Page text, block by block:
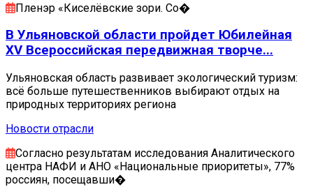
Пленэр «Киселёвские зори. Со�
В Ульяновской области пройдет Юбилейная
XV Всероссийская передвижная творче...
Ульяновская область развивает экологический туризм:
всё больше путешественников выбирают отдых на
природных территориях региона
Новости отрасли
Согласно результатам исследования Аналитического
центра НАФИ и АНО «Национальные приоритеты», 77%
россиян, посещавши�